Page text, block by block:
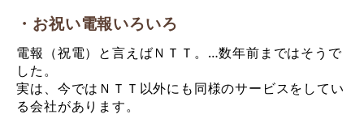
・お祝い電報いろいろ
電報（祝電）と言えばＮＴＴ。…数年前まではそうで
した。
実は、今ではＮＴＴ以外にも同様のサービスをしてい
る会社があります。